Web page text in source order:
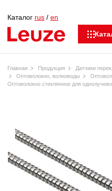
Каталог rus / en
Главная Продукция Датчики
Оптоволокно, волноводы
Оптоволокно стеклянное для